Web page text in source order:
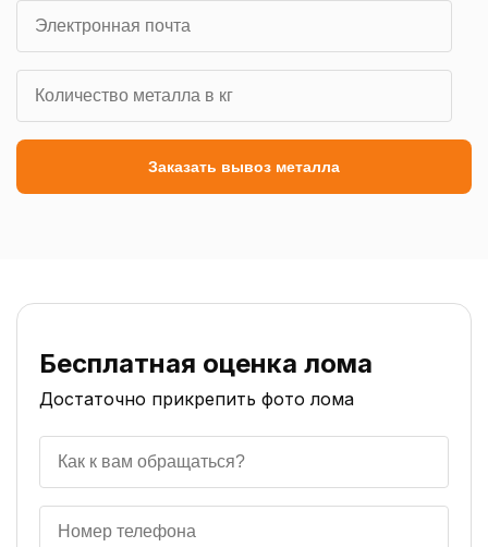
Заказать вывоз металла
Бесплатная оценка лома
Достаточно прикрепить фото лома